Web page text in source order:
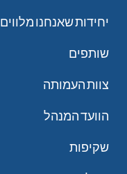
יחידות שאנחנו מלווים
שותפים
צוות העמותה
הוועד המנהל
שקיפות